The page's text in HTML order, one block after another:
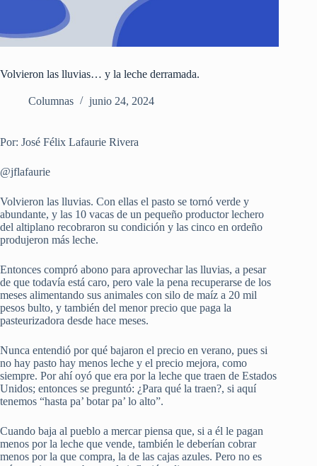
Volvieron las lluvias… y la leche derramada.
Columnas junio 24, 2024
Por: José Félix Lafaurie Rivera
@jflafaurie
Volvieron las lluvias. Con ellas el pasto se tornó verde y
abundante, y las 10 vacas de un pequeño productor lechero
del altiplano recobraron su condición y las cinco en ordeño
produjeron más leche.
Entonces compró abono para aprovechar las lluvias, a pesar
de que todavía está caro, pero vale la pena recuperarse de los
meses alimentando sus animales con silo de maíz a 20 mil
pesos bulto, y también del menor precio que paga la
pasteurizadora desde hace meses.
Nunca entendió por qué bajaron el precio en verano, pues si
no hay pasto hay menos leche y el precio mejora, como
siempre. Por ahí oyó que era por la leche que traen de Estados
Unidos; entonces se preguntó: ¿Para qué la traen?, si aquí
tenemos “hasta pa’ botar pa’ lo alto”.
Cuando baja al pueblo a mercar piensa que, si a él le pagan
menos por la leche que vende, también le deberían cobrar
menos por la que compra, la de las cajas azules. Pero no es